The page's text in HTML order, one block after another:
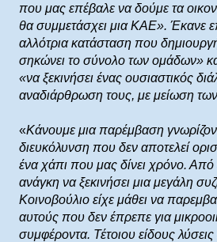
που μας επέβαλε να δούμε τα
θα συμμετάσχει μια ΚΑΕ». Έκανε
αλλότρια κατάσταση που
σηκώνει το σύνολο των ομάδων»
«να ξεκινήσει ένας ουσιαστικός
αναδιάρθρωση τους, με μείωση
«Κάνουμε μια παρέμβαση
διευκόλυνση που δεν αποτελεί
ένα χάπι που μας δίνει χρόνο. Από
ανάγκη να ξεκινήσει μια μεγάλη
Κοινοβούλιο είχε μάθει να
αυτούς που δεν έπρεπε για
συμφέροντα. Τέτοιου είδους